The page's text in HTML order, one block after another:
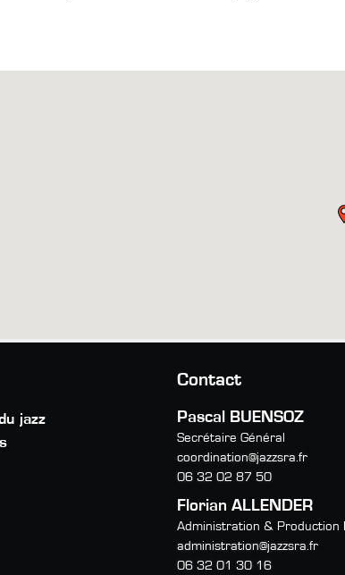
jazz
Contact
Pascal BUENSOZ
Secrétaire Général
coordination@jazzsra.fr
06 32 02 87 50
Florian ALLENDER
Administration & Production
administration@jazzsra.fr
06 32 01 30 16